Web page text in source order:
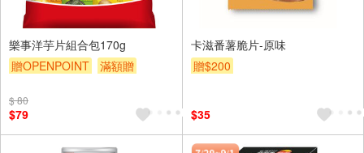
樂事洋芋片組合包170g
贈OPENPOINT
滿額贈
$ 80
$79
卡滋番薯脆片-原味
贈$200
$35